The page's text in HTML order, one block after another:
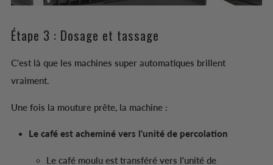
Étape 3 : Dosage et tassage
C'est là que les machines super automatiques brillent
vraiment.
Une fois la mouture prête, la machine :
Le café est acheminé vers l'unité de percolation
Le café moulu est transféré vers l'unité de